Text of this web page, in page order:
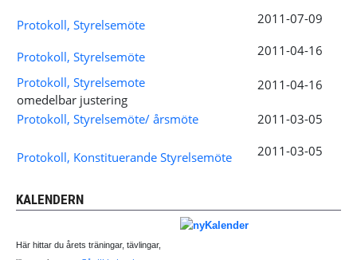
Protokoll, Styrelsemöte 2011-07-09
Protokoll, Styrelsemöte
2011-04-16
Protokoll, Styrelsemote
omedelbar justering
2011-04-16
Protokoll, Styrelsemöte/ årsmöte 2011-03-05
Protokoll, Konstituerande Styrelsemöte 2011-03-05
KALENDERN
Här hittar du årets träningar, tävlingar,